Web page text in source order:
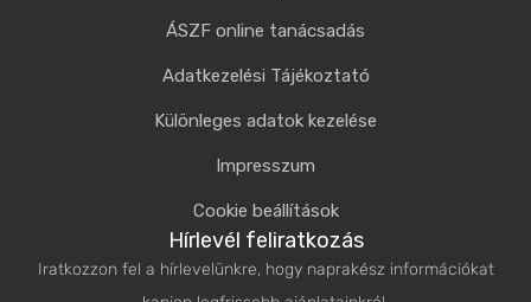
ÁSZF online tanácsadás
Adatkezelési Tájékoztató
Különleges adatok kezelése
Impresszum
Cookie beállítások
Hírlevél feliratkozás
Iratkozzon fel a hírlevelünkre, hogy naprakész információkat